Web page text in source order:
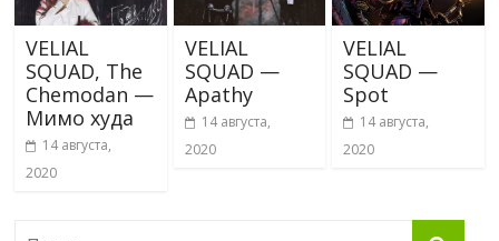
VELIAL
SQUAD, The
Chemodan —
Мимо худа
14 августа,
2020
VELIAL
SQUAD —
Apathy
14 августа,
2020
VELIAL
SQUAD —
Spot
14 августа,
2020